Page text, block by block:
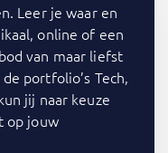
Leer je waar en
online of een
van maar liefst
portfolio’s Tech,
jij naar keuze
op jouw